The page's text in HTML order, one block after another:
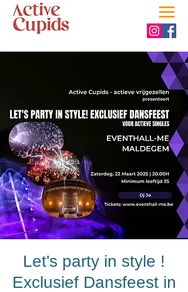
Let's party in style !
Exclusief Dansfeest in